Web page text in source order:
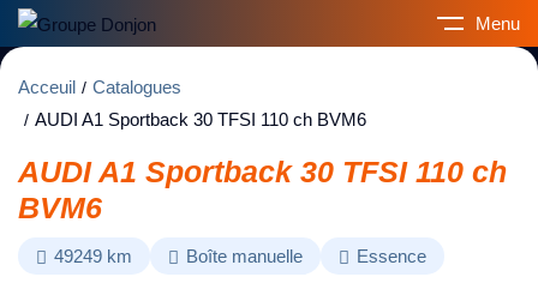
Menu
Acceuil
Catalogues
AUDI A1 Sportback 30 TFSI 110 ch BVM6
AUDI A1 Sportback 30 TFSI 110 ch
BVM6
49249 km Boîte manuelle Essence